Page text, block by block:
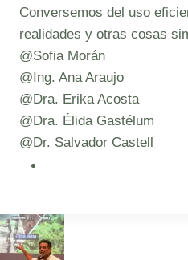
Conversemos del uso
realidades y otras cosas
@Sofia Morán
@Ing. Ana Araujo
@Dra. Erika Acosta
@Dra. Élida Gastélum
@Dr. Salvador Castell